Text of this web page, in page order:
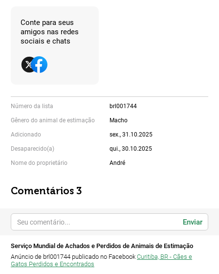
Conte para seus
amigos nas redes
sociais e chats
Número da lista brl001744
Gênero do animal de estimação Macho
Adicionado sex., 31.10.2025
Desaparecido(a) qui., 30.10.2025
Nome do proprietário André
Comentários 3
Enviar
Serviço Mundial de Achados e Perdidos de Animais de Estimação
Anúncio de brl001744 publicado no Facebook Curitiba, BR - Cães e
Gatos Perdidos e Encontrados